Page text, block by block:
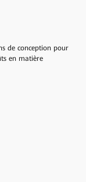
de conception pour
en matière